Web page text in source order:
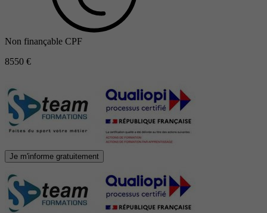
Non finançable CPF
8550 €
Je m'informe gratuitement